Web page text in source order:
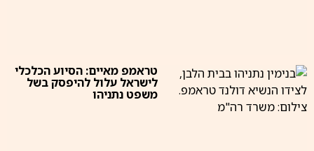
טראמפ מאיים: הסיוע הכלכלי
לישראל עלול להיפסק בשל
משפט נתניהו